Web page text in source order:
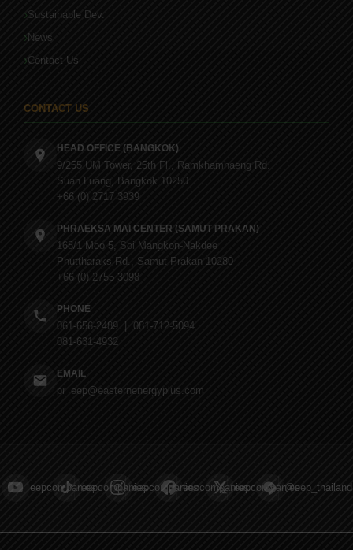
Sustainable Dev.
News
Contact Us
CONTACT US
HEAD OFFICE (BANGKOK)
9/255 UM Tower, 25th Fl., Ramkhamhaeng Rd.
Suan Luang, Bangkok 10250
+66 (0) 2717 3939
PHRAEKSA MAI CENTER (SAMUT PRAKAN)
168/1 Moo 5, Soi Mangkon-Nakdee
Phuttharaks Rd., Samut Prakan 10280
+66 (0) 2755 3098
PHONE
061-656-2489 | 081-712-5094
081-631-4932
EMAIL
pr_eep@easternenergyplus.com
eepcompanieseepcompanieseepcompanieseepcompanieseepcompanies@eep_thailand